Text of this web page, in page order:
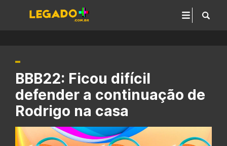
BBB22: Ficou difícil
defender a continuação de
Rodrigo na casa